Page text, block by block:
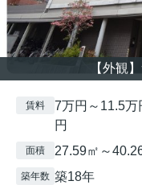
【外観
賃料
7万円～11.5万
円
面積 27.59㎡～
築年数 築18年